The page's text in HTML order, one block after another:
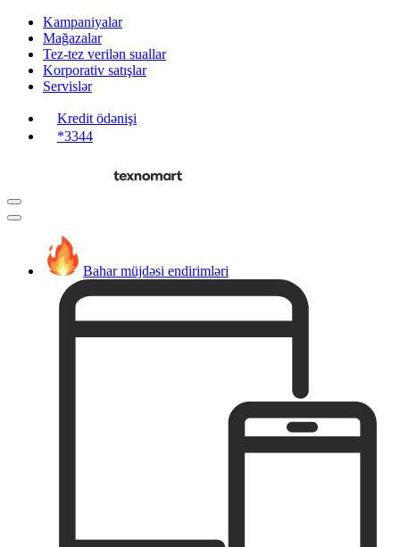
Kampaniyalar
Mağazalar
Tez-tez verilən suallar
Korporativ satışlar
Servislər
Kredit ödənişi
*3344
Bahar müjdəsi endirimləri